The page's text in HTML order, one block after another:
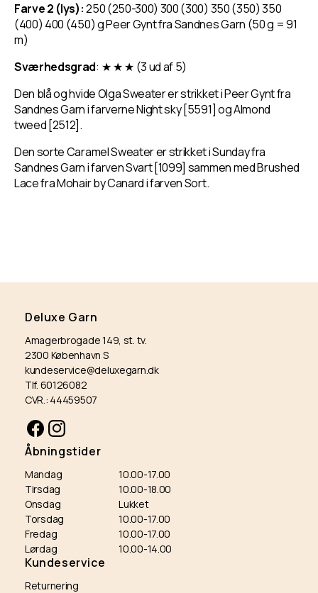
Farve 2 (lys):250 (250-300) 300 (300) 350 (350) 350
(400) 400 (450) g Peer Gynt fra Sandnes Garn (50 g = 91
m)
Sværhedsgrad: ★ ★ ★ (3 ud af 5)
Den blå og hvide Olga Sweater er strikket i Peer Gynt fra
Sandnes Garn i farverne Night sky [5591] og Almond
tweed [2512].
Den sorte Caramel Sweater er strikket i Sunday fra
Sandnes Garn i farven Svart [1099] sammen med Brushed
Lace fra Mohair by Canard i farven Sort.
Deluxe Garn
Amagerbrogade 149, st. tv.
2300 København S
kundeservice@deluxegarn.dk
Tlf. 60126082
CVR.: 44459507
Facebook
Åbningstider
Mandag
10.00-17.00
Tirsdag
10.00-18.00
Onsdag
Lukket
Torsdag
10.00-17.00
Fredag
10.00-17.00
Lørdag
10.00-14.00
Kundeservice
Returnering